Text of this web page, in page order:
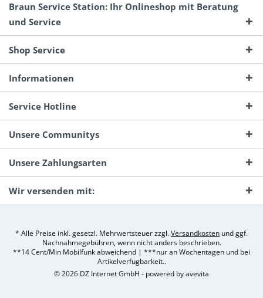
Braun Service Station: Ihr Onlineshop mit Beratung
und Service
Shop Service
Informationen
Service Hotline
Unsere Communitys
Unsere Zahlungsarten
Wir versenden mit:
* Alle Preise inkl. gesetzl. Mehrwertsteuer zzgl.Versandkosten und ggf.
Nachnahmegebühren, wenn nicht anders beschrieben.
**14 Cent/Min Mobilfunk abweichend | ***nur an Wochentagen und bei
Artikelverfügbarkeit..
© 2026 DZ Internet GmbH - powered byavevita